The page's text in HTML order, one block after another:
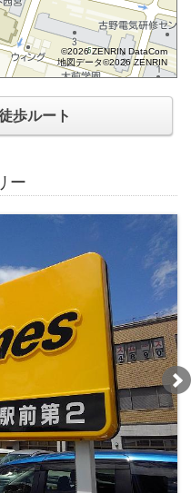
©2026 ZENRIN DataCom
地図データ©2026 ZENRIN
歩ルート
ー